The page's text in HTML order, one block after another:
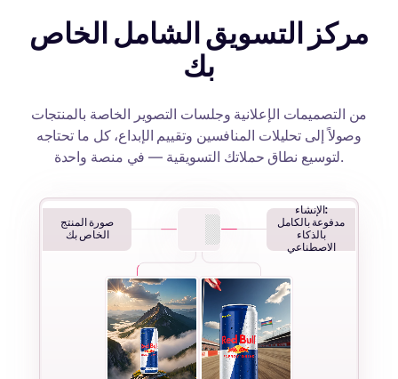
مركز التسويق الشامل الخاص
بك
من التصميمات الإعلانية وجلسات التصوير الخاصة بالمنتجات
وصولاً إلى تحليلات المنافسين وتقييم الإبداع، كل ما تحتاجه
لتوسيع نطاق حملاتك التسويقية — في منصة واحدة.
صورة المنتج
الخاص بك
الإنشاء:
مدفوعة بالكامل
بالذكاء
الاصطناعي